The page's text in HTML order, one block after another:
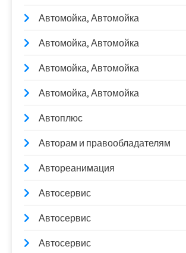
Автомойка, Автомойка
Автомойка, Автомойка
Автомойка, Автомойка
Автомойка, Автомойка
Автоплюс
Авторам и правообладателям
Автореанимация
Автосервис
Автосервис
Автосервис